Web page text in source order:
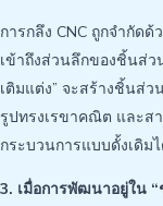
การกลึง CNC ถูกจำกัด
เข้าถึงส่วนลึกของชิ้นส่ว
เติมแต่ง” จะสร้างชิ้นส่
รูปทรงเรขาคณิต และส
กระบวนการแบบดั้งเดิม
3. เมื่อการพัฒนาอยู่ใน